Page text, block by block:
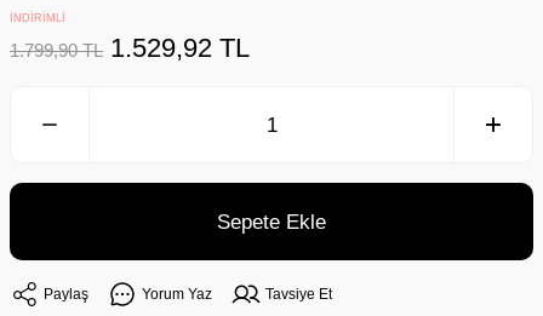
İNDİRİMLİ
1.799,90 TL 1.529,92 TL
Sepete Ekle
Paylaş Yorum Yaz Tavsiye Et